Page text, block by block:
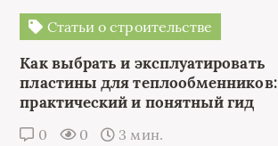
Статьи о строительстве
Как выбрать и эксплуатировать
пластины для теплообменников:
практический и понятный гид
0 0 3 мин.